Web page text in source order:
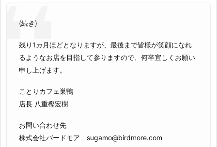
(続き)
残り1カ月ほどとなりますが、最後まで皆様が笑顔になれ
るようなお店を目指して参りますので、何卒宜しくお願い
申し上げます。
ことりカフェ巣鴨
店長 八重樫宏樹
お問い合わせ先
株式会社バードモア sugamo@birdmore.com